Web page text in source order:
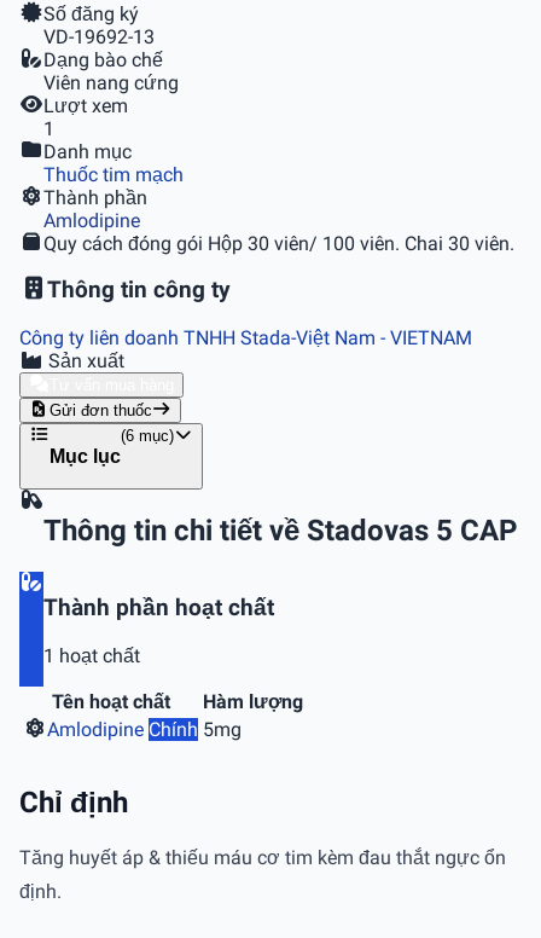
Số đăng ký
VD-19692-13
Dạng bào chế
Viên nang cứng
Lượt xem
1
Danh mục
Thuốc tim mạch
Thành phần
Amlodipine
Quy cách đóng gói Hộp 30 viên/ 100 viên. Chai 30 viên.
Thông tin công ty
Công ty liên doanh TNHH Stada-Việt Nam - VIETNAM
Sản xuất
Gửi đơn thuốc
Mục lục
(6 mục)
Thông tin chi tiết về Stadovas 5 CAP
Thành phần hoạt chất
1 hoạt chất
Tên hoạt chất
Hàm lượng
Amlodipine Chính 5mg
Chỉ định
Tăng huyết áp & thiếu máu cơ tim kèm đau thắt ngực ổn
định.